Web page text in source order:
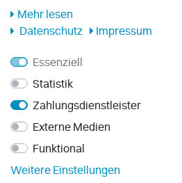
Barrierefreiheits­ erklärung
Zahlungsarten
AGB
Datenschutzerklärung
sind essenziell, während andere
und Ihre Erfahrung zu verbessern. Weitere Informationen
als Nutzer finden Sie hier:
Mehr lesen
Datenschutz
Impressum
Essenziell
Statistik
Zahlungsdienstleister
Externe Medien
Funktional
Weitere Einstellungen